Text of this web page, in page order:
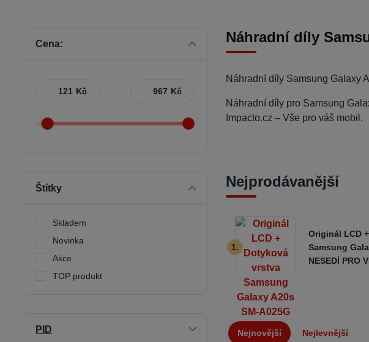
Náhradní díly
Náhradní díly Samsung Galaxy
Náhradní díly pro Samsung
Impacto.cz – Vše pro váš mobil.
Nejprodávanější
1.
Originál LCD
Samsung
NESEDÍ PRO
Nejnovější Nejlevnější
Cena:
Kč Kč
Štítky
Skladem
Novinka
Akce
TOP produkt
PID